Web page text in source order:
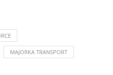
MAJORKA TRANSPORT